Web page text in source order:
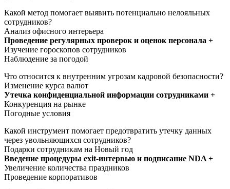
Какой метод помогает выявить потенциально нелояльных
сотрудников?
Анализ офисного интерьера
Проведение регулярных проверок и оценок персонала +
Изучение гороскопов сотрудников
Наблюдение за погодой
Что относится к внутренним угрозам кадровой безопасности?
Изменение курса валют
Утечка конфиденциальной информации сотрудниками +
Конкуренция на рынке
Погодные условия
Какой инструмент помогает предотвратить утечку данных
через увольняющихся сотрудников?
Подарки сотрудникам на Новый год
Введение процедуры exit-интервью и подписание NDA +
Увеличение количества праздников
Проведение корпоративов